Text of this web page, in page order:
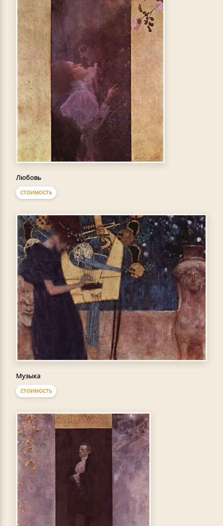
Любовь
СТОИМОСТЬ
Музыка
СТОИМОСТЬ